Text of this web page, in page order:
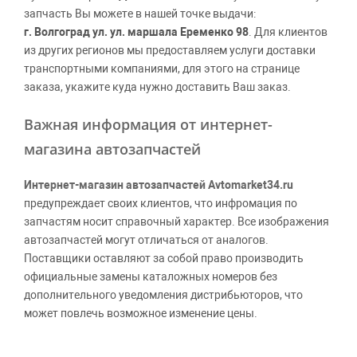
запчасть Вы можете в нашей точке выдачи:
г. Волгоград ул. ул. маршала Еременко 98 . Для клиентов
из других регионов мы предоставляем услуги доставки
транспортными компаниями, для этого на странице
заказа, укажите куда нужно доставить Ваш заказ.
Важная информация от интернет-
магазина автозапчастей
Интернет-магазин автозапчастей Avtomarket34.ru
предупреждает своих клиентов, что инфромация по
запчастям носит справочный характер. Все изображения
автозапчастей могут отличаться от аналогов.
Поставщики оставляют за собой право производить
официальные замены каталожных номеров без
дополнительного уведомления дистрибьюторов, что
может повлечь возможное изменение цены.